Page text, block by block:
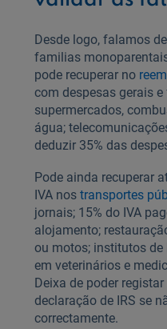
Desde logo, falamos
familias
pode recuperar no
com despesas gerais
supermercados,
água;
deduzir 35% das
Pode ainda recuperar
IVA nostransportes
jornais; 15% do IVA
alojamento;
ou motos; institutos de
em veterinários e
Deixa de poder
declaração de IRS se
correctamente.